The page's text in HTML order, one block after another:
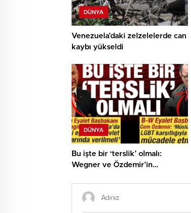
DÜNYA
Venezuela’daki zelzelelerde can
kaybı yükseldi
DÜNYA
Bu işte bir ‘terslik’ olmalı:
Wegner ve Özdemir’in